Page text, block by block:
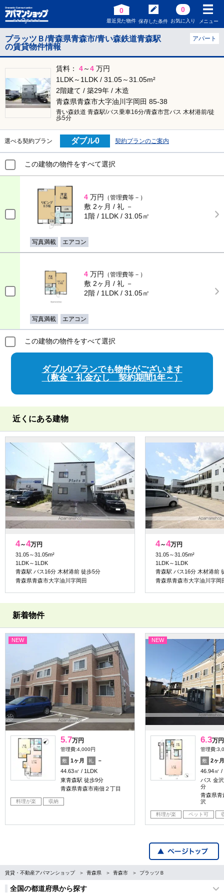
0
最近見た物件 保存した条件
0
お気に入り メニュー
プラッツＢ/青森県青森市/青い森鉄道青森駅
の賃貸物件情報
アパート
賃料： 4～4 万円
1LDK～1LDK / 31.05～31.05m²
2階建て / 築29年 / 木造
青森県青森市大字油川字岡田 85-38
青い森鉄道 青森駅/バス乗車16分/青森市営バス 木材港前/徒
歩5分
選べる契約プラン ダブル0 契約プランのご案内
この建物の物件をすべて選択
4 万円 （管理費等－）
敷 2ヶ月 / 礼 －
1階 / 1LDK / 31.05㎡
写真満載 エアコン
4 万円 （管理費等－）
敷 2ヶ月 / 礼 －
2階 / 1LDK / 31.05㎡
写真満載 エアコン
この建物の物件をすべて選択
ダブル0プランでも物件がございます
（敷金・礼金なし 契約期間1年～）
近くにある建物
4～4万円
31.05～31.05m²
1LDK～1LDK
青森駅 バス16分 木材港前 徒歩5分
青森県青森市大字油川字岡田
4～4万円
31.05～31.05m²
1LDK～1LDK
青森駅 バス16分 木材港前
青森県青森市大字油川字岡
新着物件
NEW
5.7万円
管理費:4,000円
敷 1ヶ月 礼
－
44.63㎡
1LDK
東青森駅 徒歩9分
青森県青森市南佃２丁目
料理が楽 収納
NEW
6.3万円
管理費
敷
2ヶ月
46.94㎡
バス 金
分
青森県青
沢
料理が楽 ペット可
賃貸・不動産アパマンショップ 青森県 青森市 プラッツＢ
全国の都道府県から探す